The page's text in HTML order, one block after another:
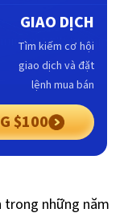
GIAO DỊCH
Tìm kiếm cơ hội
giao dịch và đặt
lệnh mua bán
$100
trong những năm